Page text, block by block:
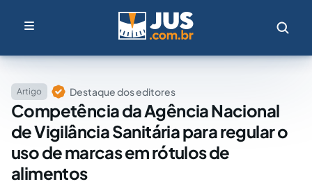
Artigo Destaque dos editores
Competência da Agência Nacional
de Vigilância Sanitária para regular o
uso de marcas em rótulos de
alimentos